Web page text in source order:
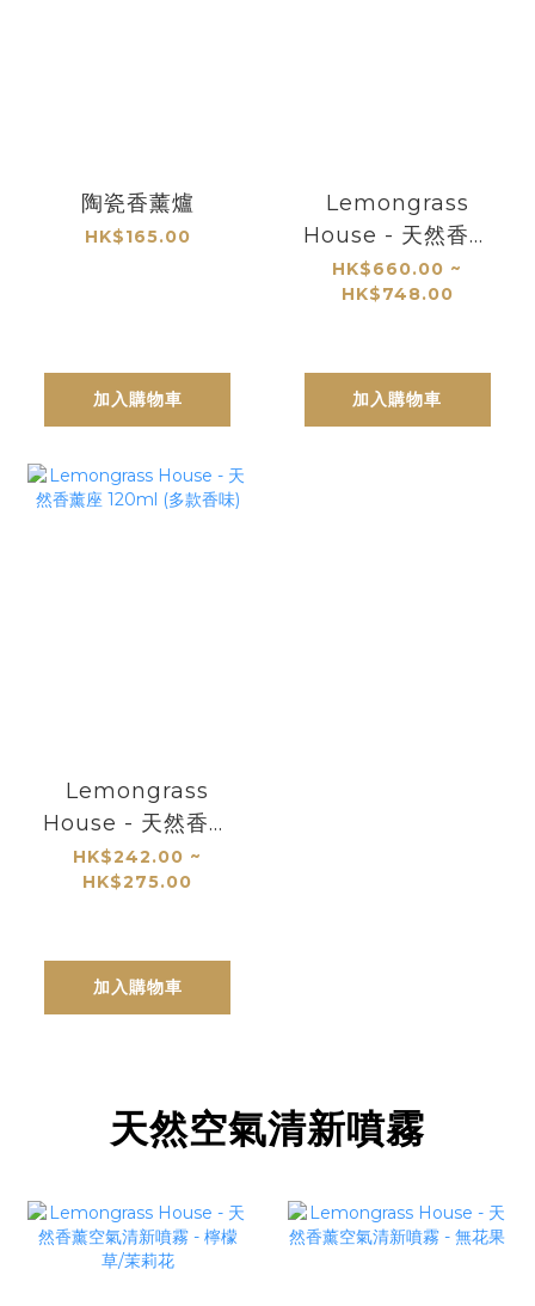
陶瓷香薰爐
HK$165.00
加入購物車
Lemongrass
House - 天然香薰
座 500ml (多款香
味)
HK$660.00 ~
HK$748.00
加入購物車
Lemongrass
House - 天然香薰
座 120ml (多款香
味)
HK$242.00 ~
HK$275.00
加入購物車
天然空氣清新噴霧